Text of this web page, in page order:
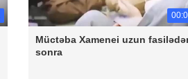
Müctəba Xamenei uzun
sonra